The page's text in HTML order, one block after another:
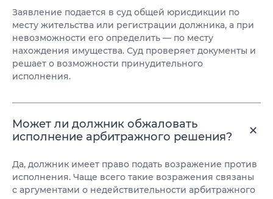
Заявление подается в суд общей юрисдикции по
месту жительства или регистрации должника, а при
невозможности его определить — по месту
нахождения имущества. Суд проверяет документы и
решает о возможности принудительного
исполнения.
Может ли должник обжаловать
исполнение арбитражного решения?
Да, должник имеет право подать возражение против
исполнения. Чаще всего такие возражения связаны
с аргументами о недействительности арбитражного